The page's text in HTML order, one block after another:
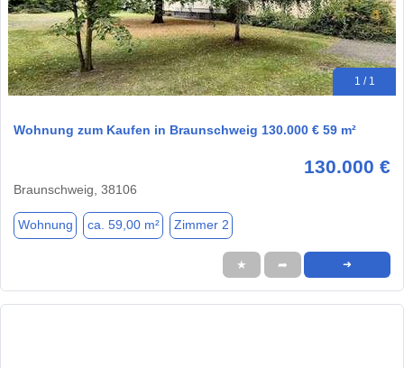
1 / 1
Wohnung zum Kaufen in Braunschweig 130.000 € 59 m²
130.000 €
Braunschweig, 38106
Wohnung ca. 59,00 m² Zimmer 2
★ ➦ ➜